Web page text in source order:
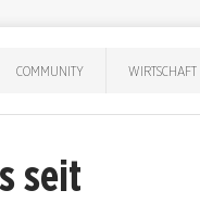
COMMUNITY WIRTSCHAFT
seit